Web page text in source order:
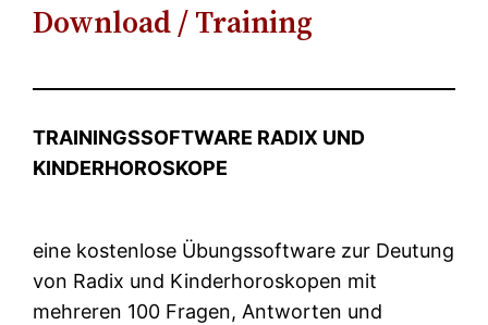
Download / Training
TRAININGSSOFTWARE RADIX UND
KINDERHOROSKOPE
eine kostenlose Übungssoftware zur Deutung
von Radix und Kinderhoroskopen mit
mehreren 100 Fragen, Antworten und